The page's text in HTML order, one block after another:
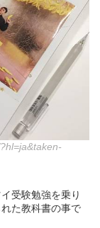
受験勉強を乗り
た教科書の事で